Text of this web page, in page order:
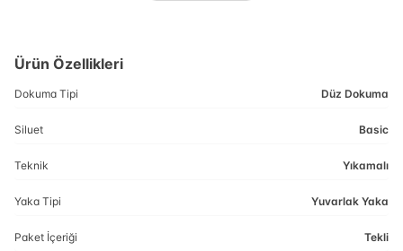
Ürün Özellikleri
Dokuma Tipi Düz Dokuma
Siluet Basic
Teknik Yıkamalı
Yaka Tipi Yuvarlak Yaka
Paket İçeriği Tekli